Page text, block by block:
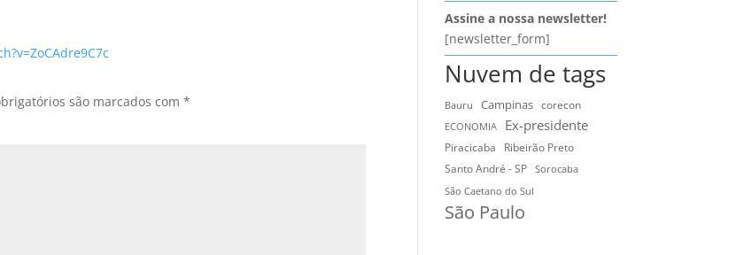
são marcados com*
Assine a nossa newsletter!
[newsletter_form]
Nuvem de tags
Bauru Campinas
corecon
ECONOMIA
Ex-presidente
Piracicaba
Ribeirão Preto
Santo André - SP
Sorocaba
São Caetano do Sul
São Paulo